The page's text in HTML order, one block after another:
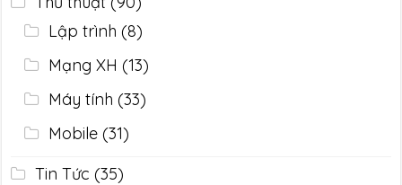
Lập trình (8)
Mạng XH (13)
Máy tính (33)
Mobile(31)
Tin Tức (35)